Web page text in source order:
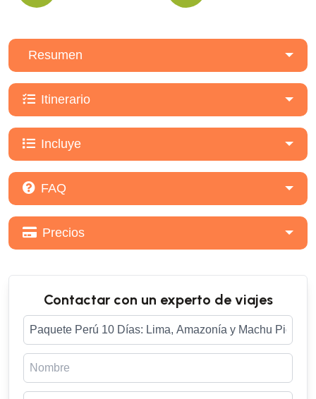
Resumen
Itinerario
Incluye
FAQ
Precios
Contactar con un experto de viajes